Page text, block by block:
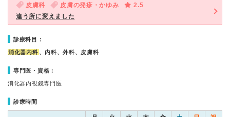
皮膚科 皮膚の発疹・かゆみ
2.5
違う所に変えました
診療科目：
消化器内科 、内科、外科、皮膚科
専門医・資格：
消化器内視鏡専門医
診療時間